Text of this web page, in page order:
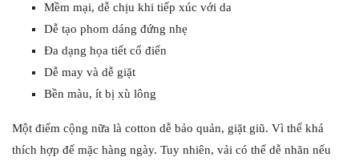
Mềm mại, dễ chịu khi tiếp xúc với da
Dễ tạo phom dáng đứng nhẹ
Đa dạng họa tiết cổ điển
Dễ may và dễ giặt
Bền màu, ít bị xù lông
Một điểm cộng nữa là cotton dễ bảo quản, giặt giũ. Vì thế khá
thích hợp để mặc hàng ngày. Tuy nhiên, vải có thể dễ nhăn nếu